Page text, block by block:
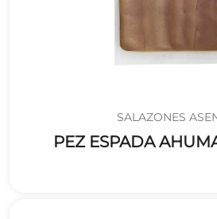
SALAZONES
PEZ ESPADA